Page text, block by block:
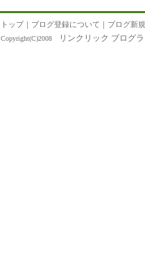
トップ｜ ブログ登録について ｜ ブログ新
Copyright(C)2008 リンクリック ブログ